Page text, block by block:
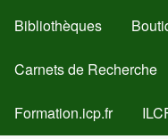
HORIZONTAL
Bibliothèques
Carnets de Recherche
Formation.icp.fr